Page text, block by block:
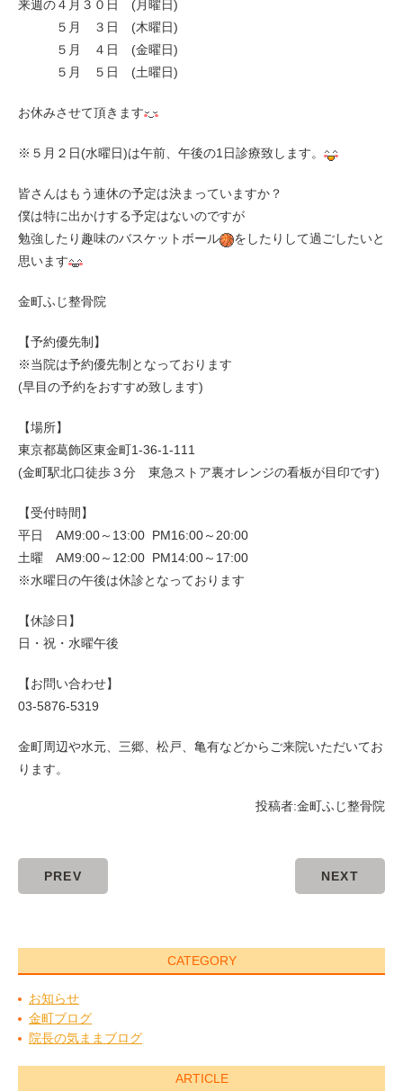
来週の４月３０日 (月曜日)
５月 ３日 (木曜日)
５月 ４日 (金曜日)
５月 ５日 (土曜日)
お休みさせて頂きます
※５月２日(水曜日)は午前、午後の1日診療致します。
皆さんはもう連休の予定は決まっていますか？
僕は特に出かけする予定はないのですが
勉強したり趣味のバスケットボール
をしたりして過ごしたいと
思います
金町ふじ整骨院
【予約優先制】
※当院は予約優先制となっております
(早目の予約をおすすめ致します)
【場所】
東京都葛飾区東金町1-36-1-111
(金町駅北口徒歩３分 東急ストア裏オレンジの看板が目印です)
【受付時間】
平日 AM9:00～13:00 PM16:00～20:00
土曜 AM9:00～12:00 PM14:00～17:00
※水曜日の午後は休診となっております
【休診日】
日・祝・水曜午後
【お問い合わせ】
03-5876-5319
金町周辺や水元、三郷、松戸、亀有などからご来院いただいてお
ります。
投稿者:金町ふじ整骨院
PREV NEXT
CATEGORY
お知らせ
金町ブログ
院長の気ままブログ
ARTICLE